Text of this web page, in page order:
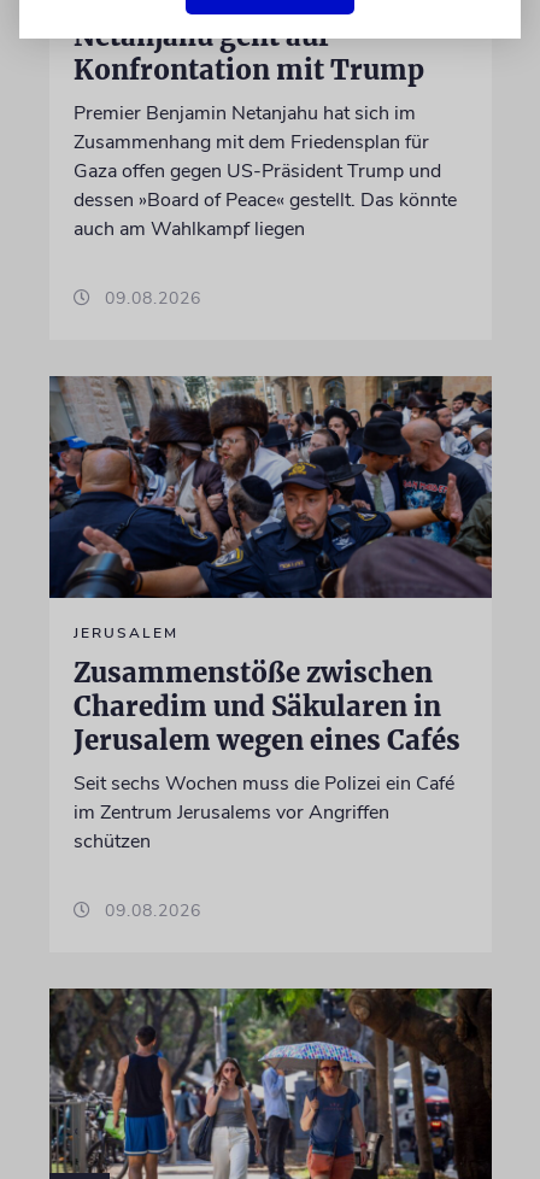
Netanjahu geht auf
Konfrontation mit Trump
Premier Benjamin Netanjahu hat sich im
Zusammenhang mit dem Friedensplan für
Gaza offen gegen US-Präsident Trump und
dessen »Board of Peace« gestellt. Das könnte
auch am Wahlkampf liegen
09.08.2026
JERUSALEM
Zusammenstöße zwischen
Charedim und Säkularen in
Jerusalem wegen eines Cafés
Seit sechs Wochen muss die Polizei ein Café
im Zentrum Jerusalems vor Angriffen
schützen
09.08.2026